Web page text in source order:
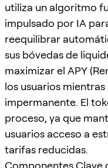
utiliza un algoritmo
impulsado por IA
reequilibrar
sus bóvedas de
maximizar el APY
los usuarios
impermanente. El
proceso, ya que
usuarios acceso a
tarifas reducidas.
Componentes Clave